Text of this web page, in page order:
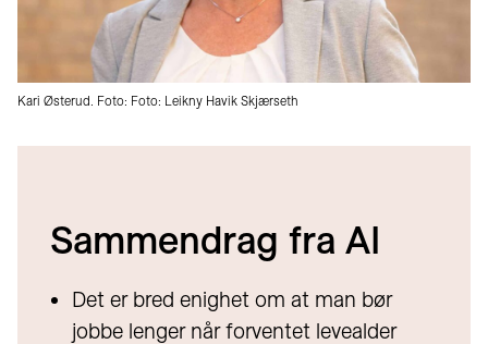
Kari Østerud. Foto: Foto: Leikny Havik Skjærseth
Sammendrag fra AI
Det er bred enighet om at man bør
jobbe lenger når forventet levealder